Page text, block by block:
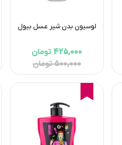
لوسیون بدن شیر عسل بیول
425,000 تومان
500,000 تومان